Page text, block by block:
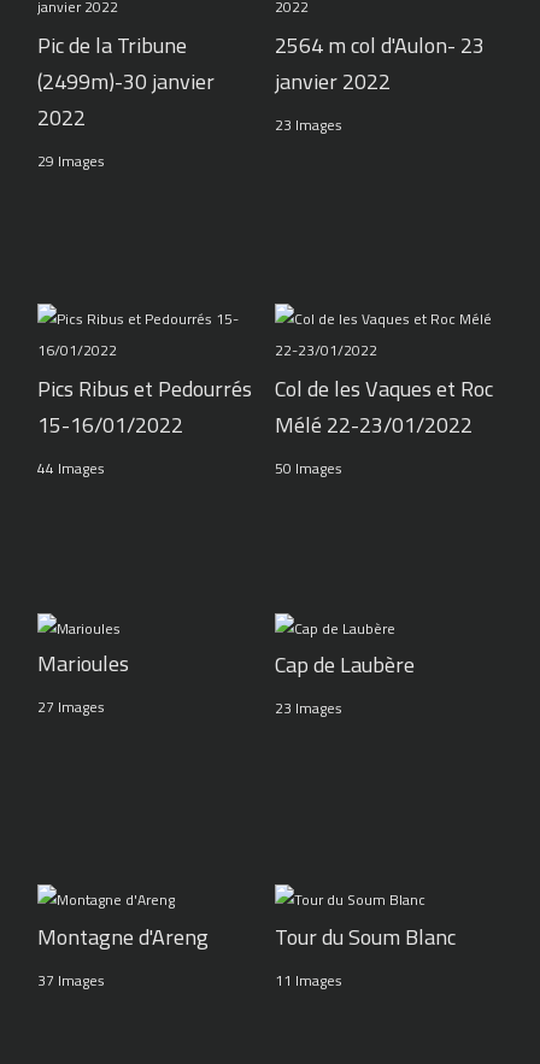
Pic de la Tribune
(2499m)-30 janvier
2022
29 Images
2564 m col d'Aulon- 23
janvier 2022
23 Images
Pics Ribus et Pedourrés
15-16/01/2022
44 Images
Col de les Vaques et Roc
Mélé 22-23/01/2022
50 Images
Marioules
27 Images
Cap de Laubère
23 Images
Montagne d'Areng
37 Images
Tour du Soum Blanc
11 Images